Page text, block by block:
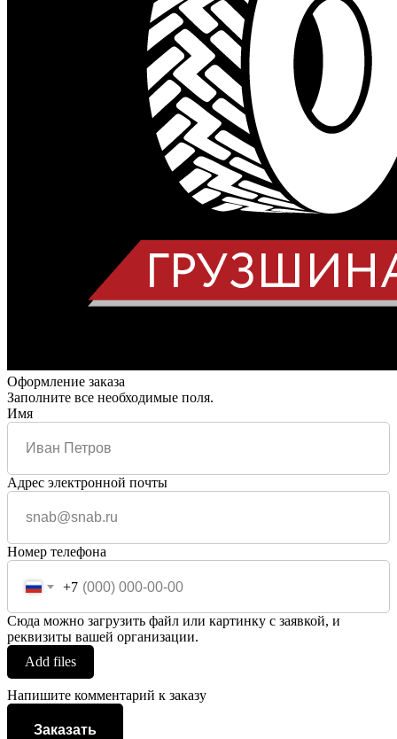
Оформление заказа
Заполните все необходимые поля.
Имя
Адрес электронной почты
Номер телефона
+7
Сюда можно загрузить файл или картинку с заявкой, и
реквизиты вашей организации.
Add files
Напишите комментарий к заказу
Заказать